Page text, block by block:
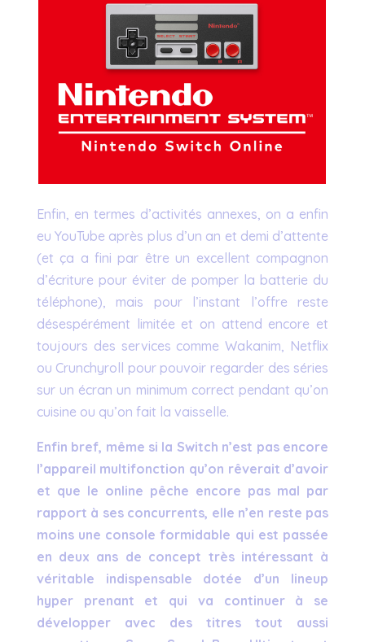
Enfin, en termes d’activités annexes, on a enfin
eu YouTube après plus d’un an et demi d’attente
(et ça a fini par être un excellent compagnon
d’écriture pour éviter de pomper la batterie du
téléphone), mais pour l’instant l’offre reste
désespérément limitée et on attend encore et
toujours des services comme Wakanim, Netflix
ou Crunchyroll pour pouvoir regarder des séries
sur un écran un minimum correct pendant qu’on
cuisine ou qu’on fait la vaisselle.
Enfin bref, même si la Switch n’est pas encore
l’appareil multifonction qu’on rêverait d’avoir
et que le online pêche encore pas mal par
rapport à ses concurrents, elle n’en reste pas
moins une console formidable qui est passée
en deux ans de concept très intéressant à
véritable indispensable dotée d’un lineup
hyper prenant et qui va continuer à se
développer avec des titres tout aussi